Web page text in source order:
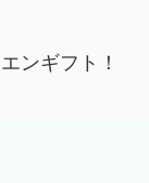
ンギフト！